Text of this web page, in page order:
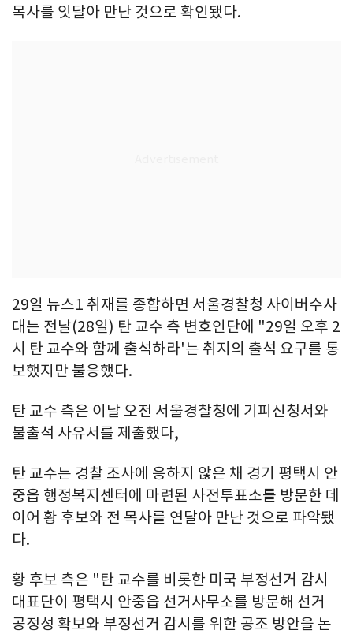
목사를 잇달아 만난 것으로 확인됐다.
29일 뉴스1 취재를 종합하면 서울경찰청 사이버수사
대는 전날(28일) 탄 교수 측 변호인단에 "29일 오후 2
시 탄 교수와 함께 출석하라'는 취지의 출석 요구를 통
보했지만 불응했다.
탄 교수 측은 이날 오전 서울경찰청에 기피신청서와
불출석 사유서를 제출했다,
탄 교수는 경찰 조사에 응하지 않은 채 경기 평택시 안
중읍 행정복지센터에 마련된 사전투표소를 방문한 데
이어 황 후보와 전 목사를 연달아 만난 것으로 파악됐
다.
황 후보 측은 "탄 교수를 비롯한 미국 부정선거 감시
대표단이 평택시 안중읍 선거사무소를 방문해 선거
공정성 확보와 부정선거 감시를 위한 공조 방안을 논